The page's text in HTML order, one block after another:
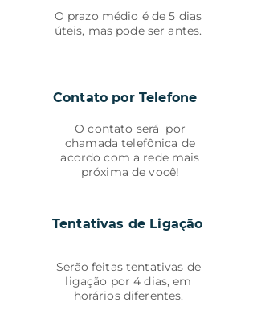
O prazo médio é de 5 dias
úteis, mas pode ser antes.
Contato por Telefone
O contato será por
chamada telefônica de
acordo com a rede mais
próxima de você!
Tentativas de Ligação
Serão feitas tentativas de
ligação por 4 dias, em
horários diferentes.